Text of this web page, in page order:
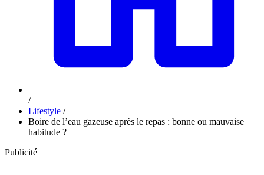
/
Lifestyle /
Boire de l’eau gazeuse après le repas : bonne ou mauvaise
habitude ?
Publicité